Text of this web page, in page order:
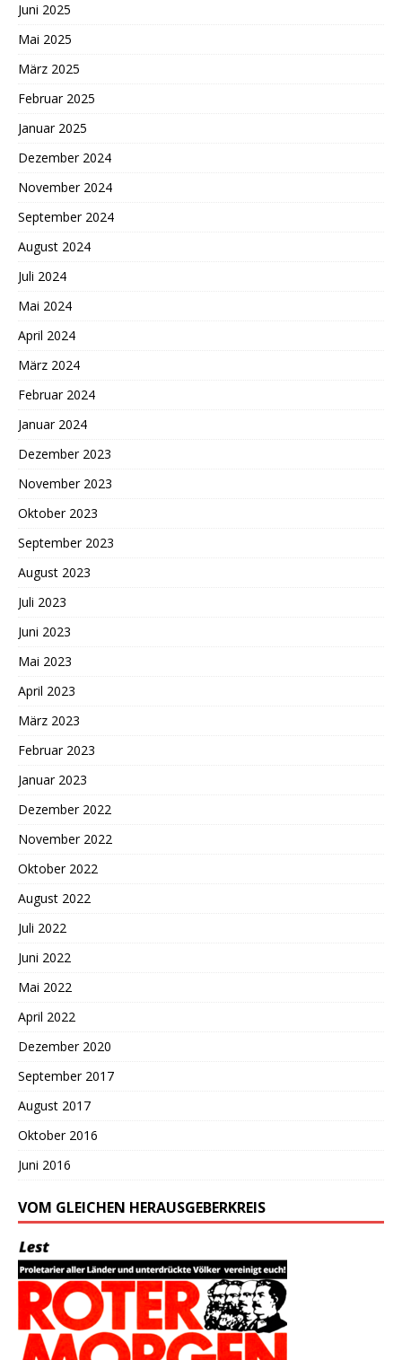
Juni 2025
Mai 2025
März 2025
Februar 2025
Januar 2025
Dezember 2024
November 2024
September 2024
August 2024
Juli 2024
Mai 2024
April 2024
März 2024
Februar 2024
Januar 2024
Dezember 2023
November 2023
Oktober 2023
September 2023
August 2023
Juli 2023
Juni 2023
Mai 2023
April 2023
März 2023
Februar 2023
Januar 2023
Dezember 2022
November 2022
Oktober 2022
August 2022
Juli 2022
Juni 2022
Mai 2022
April 2022
Dezember 2020
September 2017
August 2017
Oktober 2016
Juni 2016
VOM GLEICHEN HERAUSGEBERKREIS